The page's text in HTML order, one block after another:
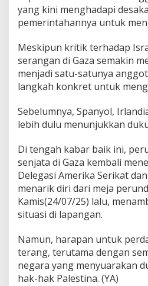
yang kini menghadapi
pemerintahannya untuk
Meskipun kritik terhadap
serangan di Gaza semakin
menjadi satu-satunya
langkah konkret untuk
Sebelumnya, Spanyol,
lebih dulu menunjukkan
Di tengah kabar baik ini,
senjata di Gaza kembali
Delegasi Amerika Serikat
menarik diri dari meja
Kamis(24/07/25) lalu,
situasi di lapangan.
Namun, harapan untuk
terang, terutama dengan
negara yang menyuarakan
hak-hak Palestina. (YA)